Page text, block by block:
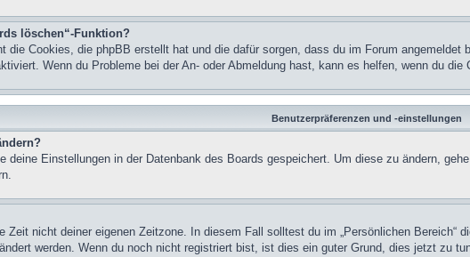
löschen“-Funktion?
die Cookies, die phpBB erstellt hat und die dafür sorgen, dass du im Forum
Wenn du Probleme bei der An- oder Abmeldung hast, kann es helfen, wenn du die
Benutzerpräferenzen und -einstellungen
deine Einstellungen in der Datenbank des Boards gespeichert. Um diese zu ändern,
Zeit nicht deiner eigenen Zeitzone. In diesem Fall solltest du im „Persönlichen
werden. Wenn du noch nicht registriert bist, ist dies ein guter Grund, dies jetzt zu